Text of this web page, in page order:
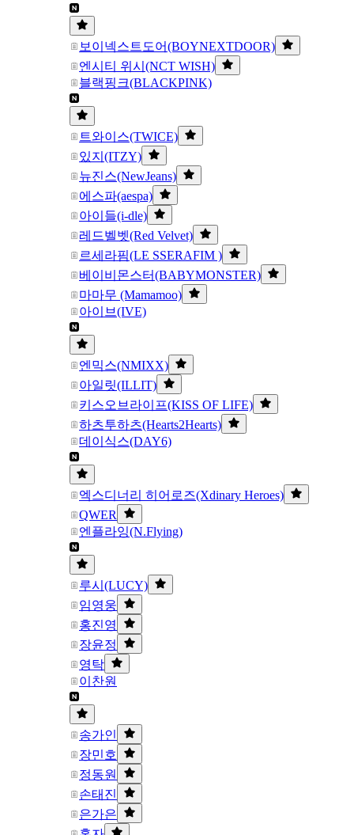
보이넥스트도어(BOYNEXTDOOR)
엔시티 위시(NCT WISH)
블랙핑크(BLACKPINK)
트와이스(TWICE)
있지(ITZY)
뉴진스(NewJeans)
에스파(aespa)
아이들(i-dle)
레드벨벳(Red Velvet)
르세라핌(LE SSERAFIM )
베이비몬스터(BABYMONSTER)
마마무 (Mamamoo)
아이브(IVE)
엔믹스(NMIXX)
아일릿(ILLIT)
키스오브라이프(KISS OF LIFE)
하츠투하츠(Hearts2Hearts)
데이식스(DAY6)
엑스디너리 히어로즈(Xdinary Heroes)
QWER
엔플라잉(N.Flying)
루시(LUCY)
임영웅
홍진영
장윤정
영탁
이찬원
송가인
장민호
정동원
손태진
은가은